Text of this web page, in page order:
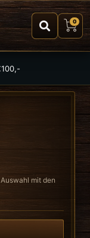
0
mit den